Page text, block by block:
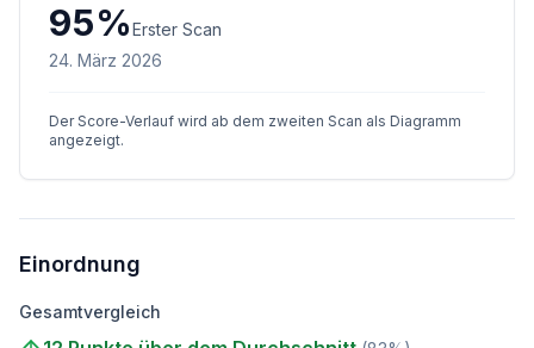
95%Erster Scan
24. März 2026
Der Score-Verlauf wird ab dem zweiten Scan als Diagramm
angezeigt.
Einordnung
Gesamtvergleich